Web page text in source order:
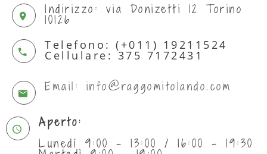
Indirizzo: via Donizetti 12 Torino
10126
Telefono: (+011) 19211524
Cellulare: 375 7172431
Email: info@raggomitolando.com
Aperto:
Lunedì 9:00 - 13:00 / 16:00 - 19:30